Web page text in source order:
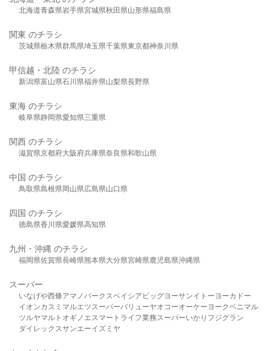
北海道青森県岩手県宮城県秋田県山形県福島県
関東 のチラシ
茨城県栃木県群馬県埼玉県千葉県東京都神奈川県
甲信越・北陸 のチラシ
新潟県富山県石川県福井県山梨県長野県
東海 のチラシ
岐阜県静岡県愛知県三重県
関西 のチラシ
滋賀県京都府大阪府兵庫県奈良県和歌山県
中国 のチラシ
鳥取県島根県岡山県広島県山口県
四国 のチラシ
徳島県香川県愛媛県高知県
九州・沖縄 のチラシ
福岡県佐賀県長崎県熊本県大分県宮崎県鹿児島県沖縄県
スーパー
いなげや西條アマノパークスベイシア ビッグヨーサンイトーヨーカドー
イオンカスミ マルエツスーパーバリューヤオコーオーケー ヨークベニマル
ツルヤマルト オギノ エスマート ライフ業務スーパーいかり フジグラン
ダイレックスサンエーイズミヤ